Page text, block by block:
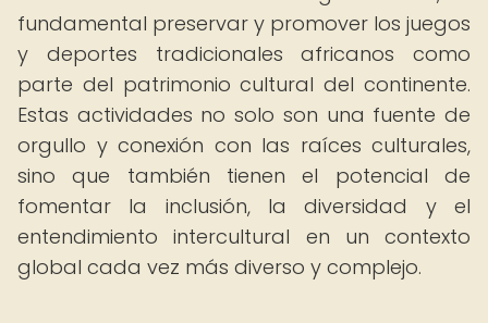
fundamental preservar y promover los juegos
y deportes tradicionales africanos como
parte del patrimonio cultural del continente.
Estas actividades no solo son una fuente de
orgullo y conexión con las raíces culturales,
sino que también tienen el potencial de
fomentar la inclusión, la diversidad y el
entendimiento intercultural en un contexto
global cada vez más diverso y complejo.